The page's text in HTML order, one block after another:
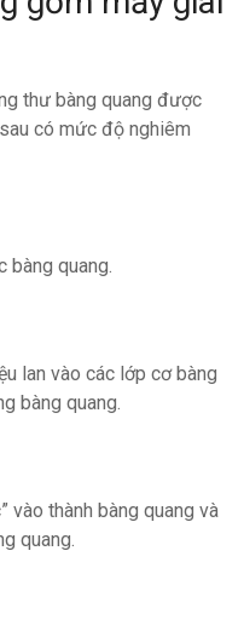
thư bàng quang được
có mức độ nghiêm
quang.
lan vào các lớp cơ bàng
bàng quang.
vào thành bàng quang và
quang.